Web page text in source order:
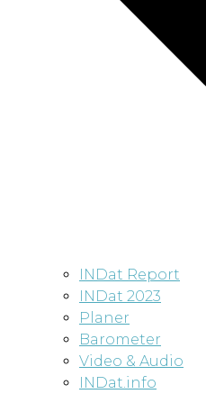
INDat Report
INDat 2023
Planer
Barometer
Video & Audio
INDat.info